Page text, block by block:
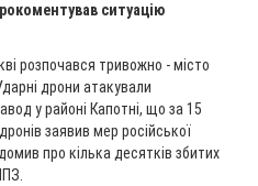
ситуацію
розпочався тривожно - місто
дрони атакували
у районі Капотні, що за 15
заявив мер російської
про кілька десятків збитих